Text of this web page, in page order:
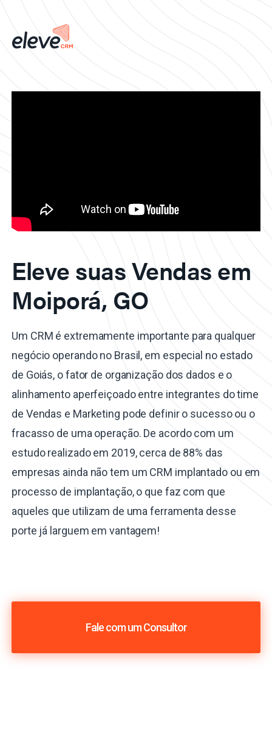
Eleve suas Vendas em
Moiporá, GO
Um CRM é extremamente importante para qualquer
negócio operando no Brasil, em especial no estado
de Goiás, o fator de organização dos dados e o
alinhamento aperfeiçoado entre integrantes do time
de Vendas e Marketing pode definir o sucesso ou o
fracasso de uma operação. De acordo com um
estudo realizado em 2019, cerca de 88% das
empresas ainda não tem um CRM implantado ou em
processo de implantação, o que faz com que
aqueles que utilizam de uma ferramenta desse
porte já larguem em vantagem!
Fale com um Consultor